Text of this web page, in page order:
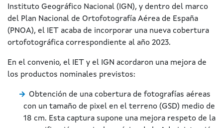
Instituto Geográfico Nacional (IGN), y dentro del marco
del Plan Nacional de Ortofotografía Aérea de España
(PNOA), el IET acaba de incorporar una nueva cobertura
ortofotográfica correspondiente al año 2023.
En el convenio, el IET y el IGN acordaron una mejora de
los productos nominales previstos:
Obtención de una cobertura de fotografías aéreas
con un tamaño de pixel en el terreno (GSD) medio de
18 cm. Esta captura supone una mejora respeto de la